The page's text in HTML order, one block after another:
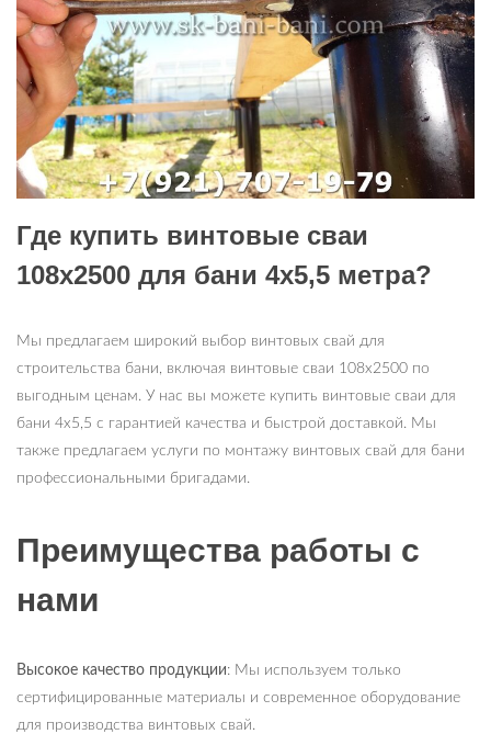
Где купить винтовые сваи
108х2500 для бани 4х5,5 метра?
Мы предлагаем широкий выбор винтовых свай для
строительства бани, включая винтовые сваи 108х2500 по
выгодным ценам. У нас вы можете купить винтовые сваи для
бани 4х5,5 с гарантией качества и быстрой доставкой. Мы
также предлагаем услуги по монтажу винтовых свай для бани
профессиональными бригадами.
Преимущества работы с
нами
Высокое качество продукции: Мы используем только
сертифицированные материалы и современное оборудование
для производства винтовых свай.